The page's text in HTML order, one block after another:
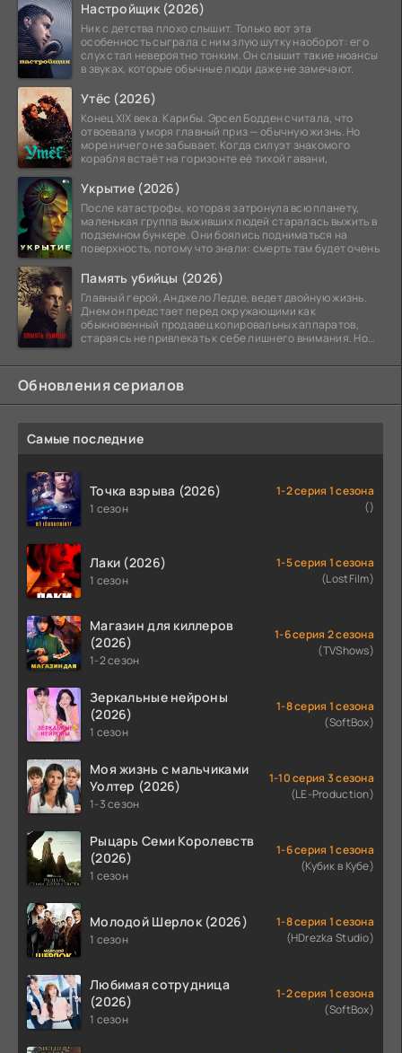
Настройщик (2026)
Ник с детства плохо слышит. Только вот эта
особенность сыграла с ним злую шутку наоборот: его
слух стал невероятно тонким. Он слышит такие нюансы
в звуках, которые обычные люди даже не замечают.
Утёс (2026)
Конец XIX века. Карибы. Эрсел Бодден считала, что
отвоевала у моря главный приз — обычную жизнь. Но
море ничего не забывает. Когда силуэт знакомого
корабля встаёт на горизонте её тихой гавани,
Укрытие (2026)
После катастрофы, которая затронула всю планету,
маленькая группа выживших людей старалась выжить в
подземном бункере. Они боялись подниматься на
поверхность, потому что знали: смерть там будет очень
Память убийцы (2026)
Главный герой, Анджело Ледде, ведет двойную жизнь.
Днем он предстает перед окружающими как
обыкновенный продавец копировальных аппаратов,
стараясь не привлекать к себе лишнего внимания. Но
Обновления сериалов
Самые последние
Точка взрыва (2026)
1 сезон
1-2 серия 1 сезона
()
Лаки (2026)
1 сезон
1-5 серия 1 сезона
(LostFilm)
Магазин для киллеров
(2026)
1-2 сезон
1-6 серия 2 сезона
(TVShows)
Зеркальные нейроны
(2026)
1 сезон
1-8 серия 1 сезона
(SoftBox)
Моя жизнь с мальчиками
Уолтер (2026)
1-3 сезон
1-10 серия 3 сезона
(LE-Production)
Рыцарь Семи Королевств
(2026)
1 сезон
1-6 серия 1 сезона
(Кубик в Кубе)
Молодой Шерлок (2026)
1 сезон
1-8 серия 1 сезона
(HDrezka Studio)
Любимая сотрудница
(2026)
1 сезон
1-2 серия 1 сезона
(SoftBox)